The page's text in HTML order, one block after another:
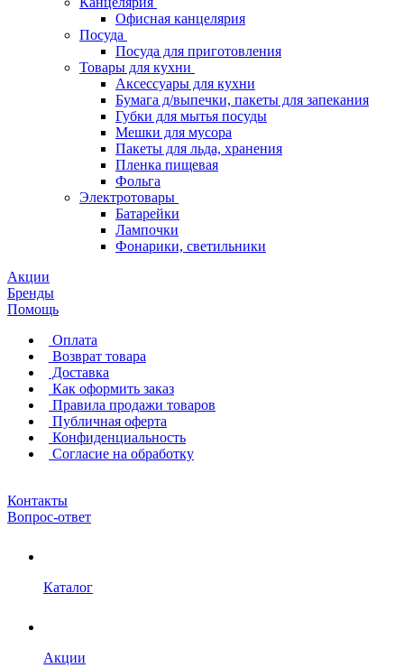
Офисная канцелярия
Посуда
Посуда для приготовления
Товары для кухни
Аксессуары для кухни
Бумага д/выпечки, пакеты для запекания
Губки для мытья посуды
Мешки для мусора
Пакеты для льда, хранения
Пленка пищевая
Фольга
Электротовары
Батарейки
Лампочки
Фонарики, светильники
Акции
Бренды
Помощь
Оплата
Возврат товара
Доставка
Как оформить заказ
Правила продажи товаров
Публичная оферта
Конфиденциальность
Согласие на обработку
Контакты
Вопрос-ответ
Каталог
Акции